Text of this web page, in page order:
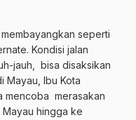
seperti
Kondisi jalan
jauh, bisa disaksikan
Mayau, Ibu Kota
mencoba merasakan
Mayau hingga ke